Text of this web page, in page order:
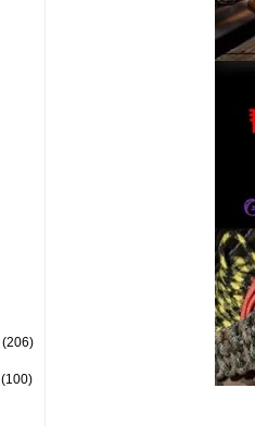
(206)
(100)